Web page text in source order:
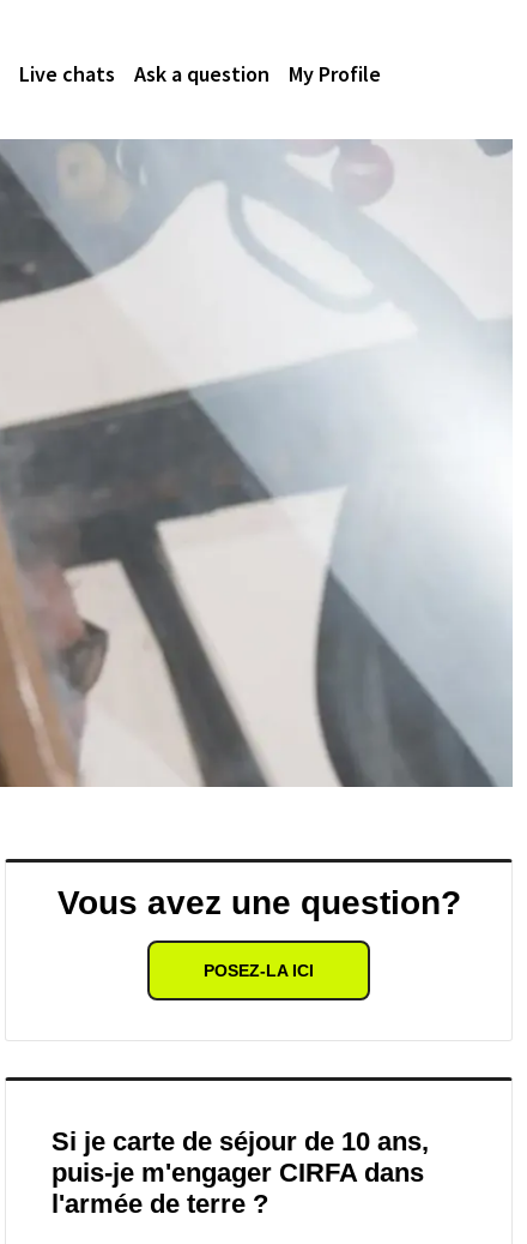
Live chats Ask a question My Profile
Vous avez une question?
POSEZ-LA ICI
Si je carte de séjour de 10 ans,
puis-je m'engager CIRFA dans
l'armée de terre ?